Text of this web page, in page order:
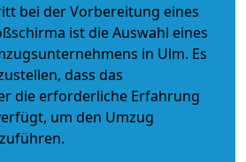
bei der Vorbereitung eines
ist die Auswahl eines
in Ulm. Es
dass das
die erforderliche Erfahrung
um den Umzug